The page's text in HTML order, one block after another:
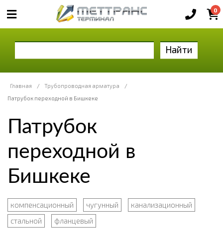
0
Найти
Главная / Трубопроводная арматура
/
Патрубок переходной в Бишкеке
Патрубок
переходной в
Бишкеке
компенсационный чугунный
канализационный
стальной
фланцевый